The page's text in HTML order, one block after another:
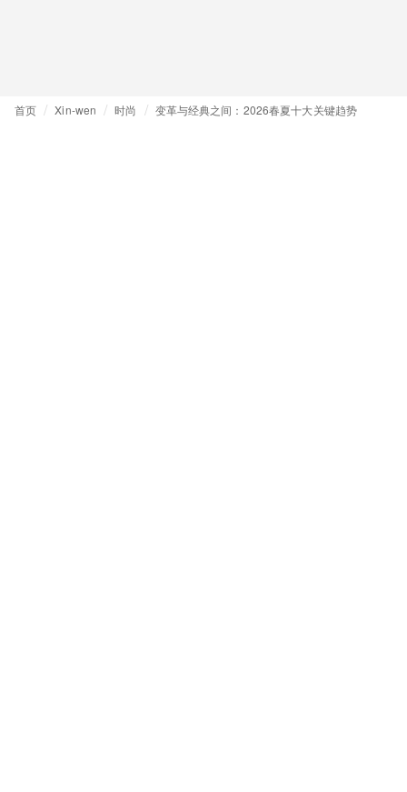
首页 Xin-wen 时尚 变革与经典之间：2026春夏十大关键趋势